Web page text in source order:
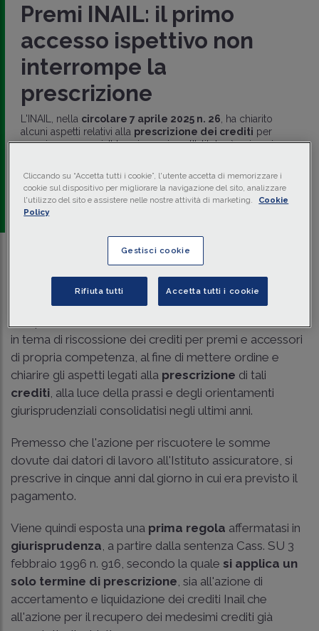
Premi INAIL: il primo
accesso ispettivo non
interrompe la
prescrizione
L'INAIL, nella circolare 7 aprile 2025 n. 26 , ha chiarito
alcuni aspetti relativi alla prescrizione dei crediti per
premi e accessori. Il termine, spiega l'Istituto, è unico sia per
diMassimiliano Matteucci -Consulente del lavoro -
Nexumstp Spa
Ascolta la news
Tempo di lettura3 min.
in tema di riscossione dei crediti per premi e accessori
di propria competenza, al fine di mettere ordine e
chiarire gli aspetti legati alla prescrizione di tali
crediti , alla luce della prassi e degli orientamenti
giurisprudenziali consolidatisi negli ultimi anni.
Premesso che l'azione per riscuotere le somme
dovute dai datori di lavoro all'Istituto assicuratore, si
prescrive in cinque anni dal giorno in cui era previsto il
pagamento.
Viene quindi esposta una prima regola affermatasi in
giurisprudenza , a partire dalla sentenza Cass. SU 3
febbraio 1996 n. 916 , secondo la quale si applica un
solo termine di prescrizione , sia all'azione di
accertamento e liquidazione dei crediti Inail che
all'azione per il recupero dei medesimi crediti già
Cliccando su “Accetta tutti i cookie”, l'utente accetta di memorizzare i
cookie sul dispositivo per migliorare la navigazione del sito, analizzare
l'utilizzo del sito e assistere nelle nostre attività di marketing.
Cookie
Policy
Gestisci cookie
Rifiuta tutti Accetta tutti i cookie